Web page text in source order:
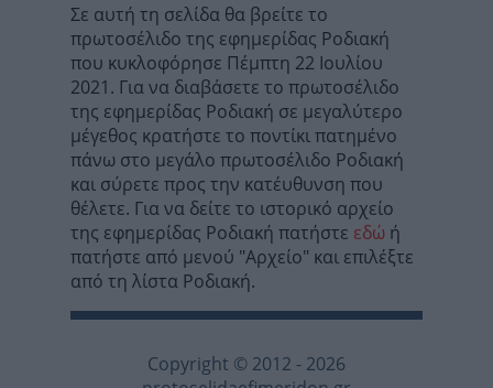
Σε αυτή τη σελίδα θα βρείτε το
πρωτοσέλιδο της εφημερίδας Ροδιακή
που κυκλοφόρησε Πέμπτη 22 Ιουλίου
2021. Για να διαβάσετε το πρωτοσέλιδο
της εφημερίδας Ροδιακή σε μεγαλύτερο
μέγεθος κρατήστε το ποντίκι πατημένο
πάνω στο μεγάλο πρωτοσέλιδο Ροδιακή
και σύρετε προς την κατέυθυνση που
θέλετε. Για να δείτε το ιστορικό αρχείο
της εφημερίδας Ροδιακή πατήστε εδώ ή
πατήστε από μενού "Αρχείο" και επιλέξτε
από τη λίστα Ροδιακή.
Copyright © 2012 - 2026